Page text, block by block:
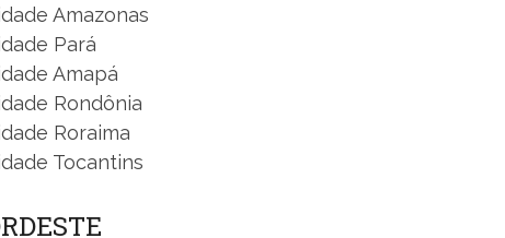
Amazonas
Pará
Amapá
Rondônia
Roraima
Tocantins